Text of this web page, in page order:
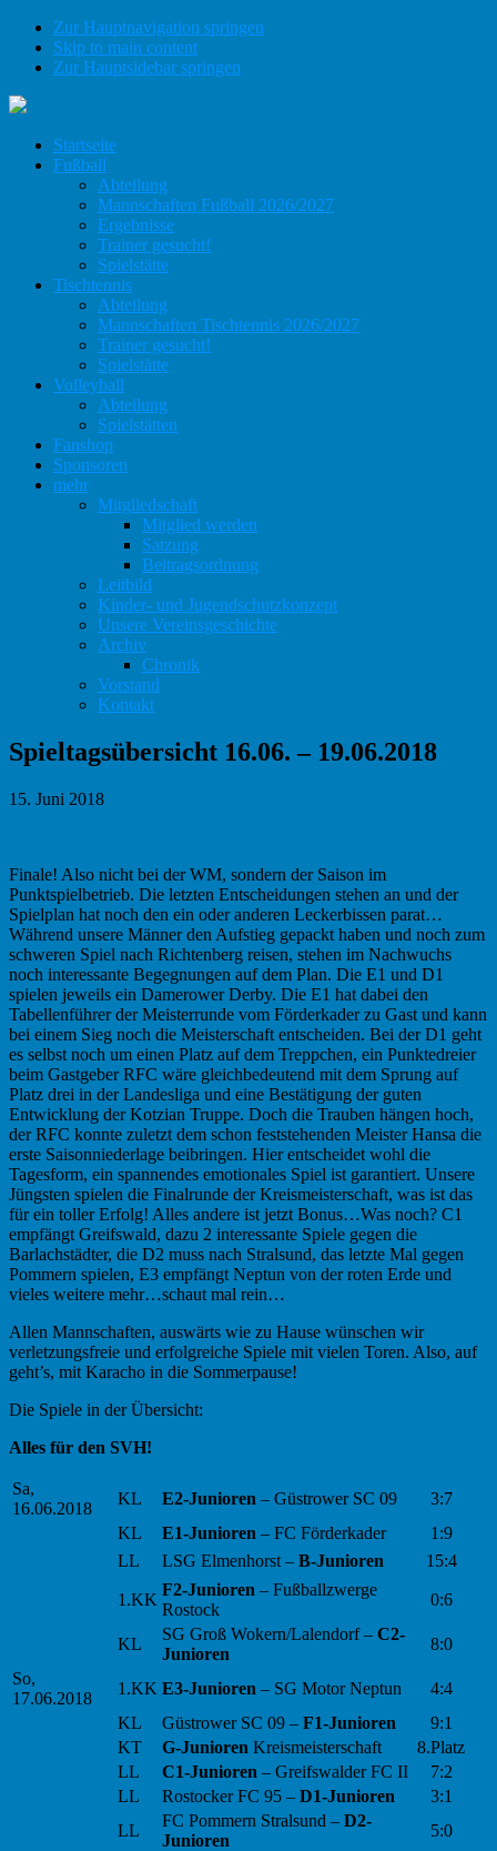
Zur Hauptnavigation springen
Skip to main content
Zur Hauptsidebar springen
Startseite
Fußball
Abteilung
Mannschaften Fußball 2026/2027
Ergebnisse
Trainer gesucht!
Spielstätte
Tischtennis
Abteilung
Mannschaften Tischtennis 2026/2027
Trainer gesucht!
Spielstätte
Volleyball
Abteilung
Spielstätten
Fanshop
Sponsoren
mehr
Mitgliedschaft
Mitglied werden
Satzung
Beitragsordnung
Leitbild
Kinder- und Jugendschutzkonzept
Unsere Vereinsgeschichte
Archiv
Chronik
Vorstand
Kontakt
Spieltagsübersicht 16.06. – 19.06.2018
15. Juni 2018
Finale! Also nicht bei der WM, sondern der Saison im
Punktspielbetrieb. Die letzten Entscheidungen stehen an und der
Spielplan hat noch den ein oder anderen Leckerbissen parat…
Während unsere Männer den Aufstieg gepackt haben und noch zum
schweren Spiel nach Richtenberg reisen, stehen im Nachwuchs
noch interessante Begegnungen auf dem Plan. Die E1 und D1
spielen jeweils ein Damerower Derby. Die E1 hat dabei den
Tabellenführer der Meisterrunde vom Förderkader zu Gast und kann
bei einem Sieg noch die Meisterschaft entscheiden. Bei der D1 geht
es selbst noch um einen Platz auf dem Treppchen, ein Punktedreier
beim Gastgeber RFC wäre gleichbedeutend mit dem Sprung auf
Platz drei in der Landesliga und eine Bestätigung der guten
Entwicklung der Kotzian Truppe. Doch die Trauben hängen hoch,
der RFC konnte zuletzt dem schon feststehenden Meister Hansa die
erste Saisonniederlage beibringen. Hier entscheidet wohl die
Tagesform, ein spannendes emotionales Spiel ist garantiert. Unsere
Jüngsten spielen die Finalrunde der Kreismeisterschaft, was ist das
für ein toller Erfolg! Alles andere ist jetzt Bonus…Was noch? C1
empfängt Greifswald, dazu 2 interessante Spiele gegen die
Barlachstädter, die D2 muss nach Stralsund, das letzte Mal gegen
Pommern spielen, E3 empfängt Neptun von der roten Erde und
vieles weitere mehr…schaut mal rein…
Allen Mannschaften, auswärts wie zu Hause wünschen wir
verletzungsfreie und erfolgreiche Spiele mit vielen Toren. Also, auf
geht’s, mit Karacho in die Sommerpause!
Die Spiele in der Übersicht:
Alles für den SVH!
Sa,
16.06.2018
KL E2-Junioren – Güstrower SC 09
3:7
KL
E1-Junioren – FC Förderkader
1:9
LL
LSG Elmenhorst – B-Junioren 15:4
1.KK
F2-Junioren – Fußballzwerge
Rostock
0:6
KL
SG Groß Wokern/Lalendorf – C2-
Junioren
8:0
So,
17.06.2018
1.KK E3-Junioren – SG Motor Neptun
4:4
KL
Güstrower SC 09 – F1-Junioren
9:1
KT
G-Junioren Kreismeisterschaft
8.Platz
LL
C1-Junioren – Greifswalder FC II
7:2
LL
Rostocker FC 95 – D1-Junioren
3:1
LL
FC Pommern Stralsund – D2-
Junioren
5:0